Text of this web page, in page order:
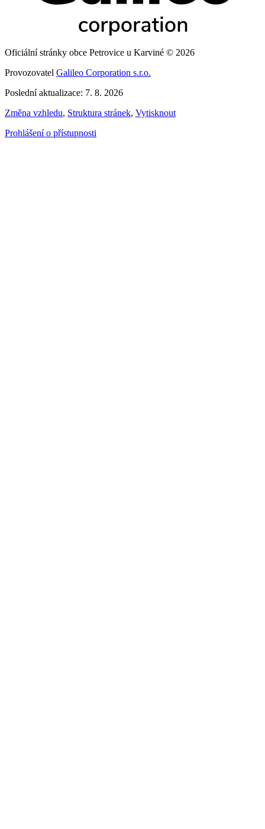
Oficiální stránky obce Petrovice u Karviné © 2026
Provozovatel Galileo Corporation s.r.o.
Poslední aktualizace: 7. 8. 2026
Změna vzhledu, Struktura stránek, Vytisknout
Prohlášení o přístupnosti